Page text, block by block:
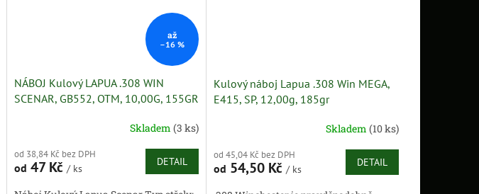
až
–16 %
NÁBOJ Kulový LAPUA .308 WIN
SCENAR, GB552, OTM, 10,00G, 155GR
Skladem (3 ks)
od 38,84 Kč bez DPH
od 47 Kč / ks
DETAIL
Kulový náboj Lapua .308 Win MEGA,
E415, SP, 12,00g, 185gr
Skladem (10 ks)
od 45,04 Kč bez DPH
od 54,50 Kč / ks
DETAIL